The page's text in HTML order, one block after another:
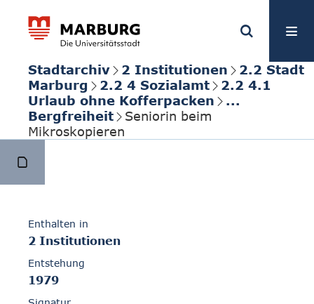
Stadtarchiv 2 Institutionen
2.2 Stadt
Marburg
2.2 4 Sozialamt
2.2 4.1
Urlaub ohne Kofferpacken
...
Bergfreiheit
Seniorin beim
Mikroskopieren
Enthalten in
2 Institutionen
Entstehung
1979